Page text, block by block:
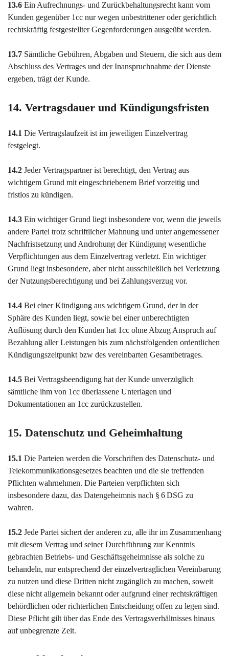
13.6 Ein Aufrechnungs- und Zurückbehaltungsrecht kann vom
Kunden gegenüber 1cc nur wegen unbestrittener oder gerichtlich
rechtskräftig festgestellter Gegenforderungen ausgeübt werden.
13.7 Sämtliche Gebühren, Abgaben und Steuern, die sich aus dem
Abschluss des Vertrages und der Inanspruchnahme der Dienste
ergeben, trägt der Kunde.
14. Vertragsdauer und Kündigungsfristen
14.1 Die Vertragslaufzeit ist im jeweiligen Einzelvertrag
festgelegt.
14.2 Jeder Vertragspartner ist berechtigt, den Vertrag aus
wichtigem Grund mit eingeschriebenem Brief vorzeitig und
fristlos zu kündigen.
14.3 Ein wichtiger Grund liegt insbesondere vor, wenn die jeweils
andere Partei trotz schriftlicher Mahnung und unter angemessener
Nachfristsetzung und Androhung der Kündigung wesentliche
Verpflichtungen aus dem Einzelvertrag verletzt. Ein wichtiger
Grund liegt insbesondere, aber nicht ausschließlich bei Verletzung
der Nutzungsberechtigung und bei Zahlungsverzug vor.
14.4 Bei einer Kündigung aus wichtigem Grund, der in der
Sphäre des Kunden liegt, sowie bei einer unberechtigten
Auflösung durch den Kunden hat 1cc ohne Abzug Anspruch auf
Bezahlung aller Leistungen bis zum nächstfolgenden ordentlichen
Kündigungszeitpunkt bzw des vereinbarten Gesamtbetrages.
14.5 Bei Vertragsbeendigung hat der Kunde unverzüglich
sämtliche ihm von 1cc überlassene Unterlagen und
Dokumentationen an 1cc zurückzustellen.
15. Datenschutz und Geheimhaltung
15.1 Die Parteien werden die Vorschriften des Datenschutz- und
Telekommunikationsgesetzes beachten und die sie treffenden
Pflichten wahrnehmen. Die Parteien verpflichten sich
insbesondere dazu, das Datengeheimnis nach § 6 DSG zu
wahren.
15.2 Jede Partei sichert der anderen zu, alle ihr im Zusammenhang
mit diesem Vertrag und seiner Durchführung zur Kenntnis
gebrachten Betriebs- und Geschäftsgeheimnisse als solche zu
behandeln, nur entsprechend der einzelvertraglichen Vereinbarung
zu nutzen und diese Dritten nicht zugänglich zu machen, soweit
diese nicht allgemein bekannt oder aufgrund einer rechtskräftigen
behördlichen oder richterlichen Entscheidung offen zu legen sind.
Diese Pflicht gilt über das Ende des Vertragsverhältnisses hinaus
auf unbegrenzte Zeit.